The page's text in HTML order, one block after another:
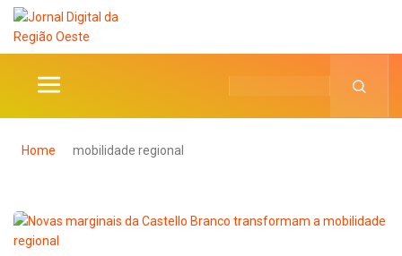
Home mobilidade regional